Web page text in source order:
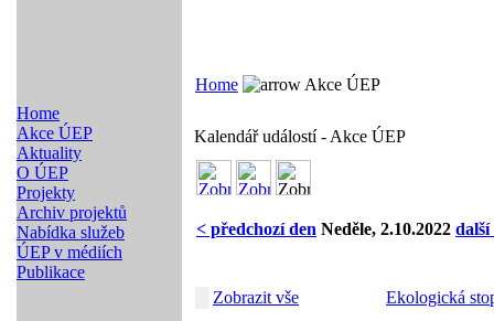
Home
Akce ÚEP
Aktuality
O ÚEP
Projekty
Archiv projektů
Nabídka služeb
ÚEP v médiích
Publikace
Home Akce ÚEP
Kalendář událostí - Akce ÚEP
< předchozí den Neděle, 2.10.2022 další
Zobrazit vše Ekologická